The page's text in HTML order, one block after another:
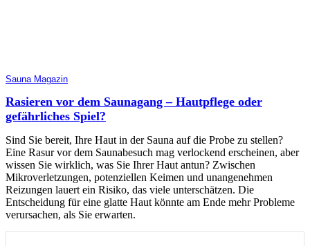
Sauna Magazin
Rasieren vor dem Saunagang – Hautpflege oder
gefährliches Spiel?
Sind Sie bereit, Ihre Haut in der Sauna auf die Probe zu stellen?
Eine Rasur vor dem Saunabesuch mag verlockend erscheinen, aber
wissen Sie wirklich, was Sie Ihrer Haut antun? Zwischen
Mikroverletzungen, potenziellen Keimen und unangenehmen
Reizungen lauert ein Risiko, das viele unterschätzen. Die
Entscheidung für eine glatte Haut könnte am Ende mehr Probleme
verursachen, als Sie erwarten.